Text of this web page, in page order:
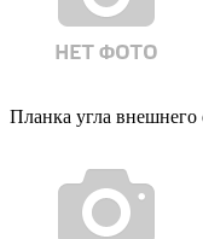
Планка угла